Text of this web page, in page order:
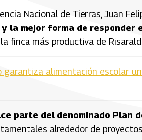
Nacional de Tierras, Juan
la mejor forma de responder
finca más productiva de
garantiza alimentación escolar
parte del denominado Plan
alrededor de